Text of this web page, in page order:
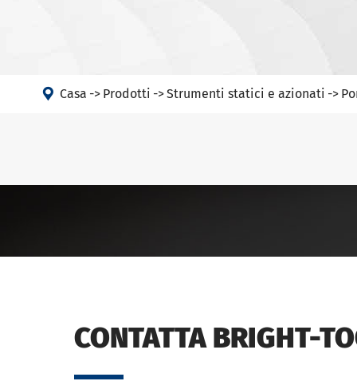
 Casa Prodotti Strumenti statici e azionati
CONTATTA BRIGHT-